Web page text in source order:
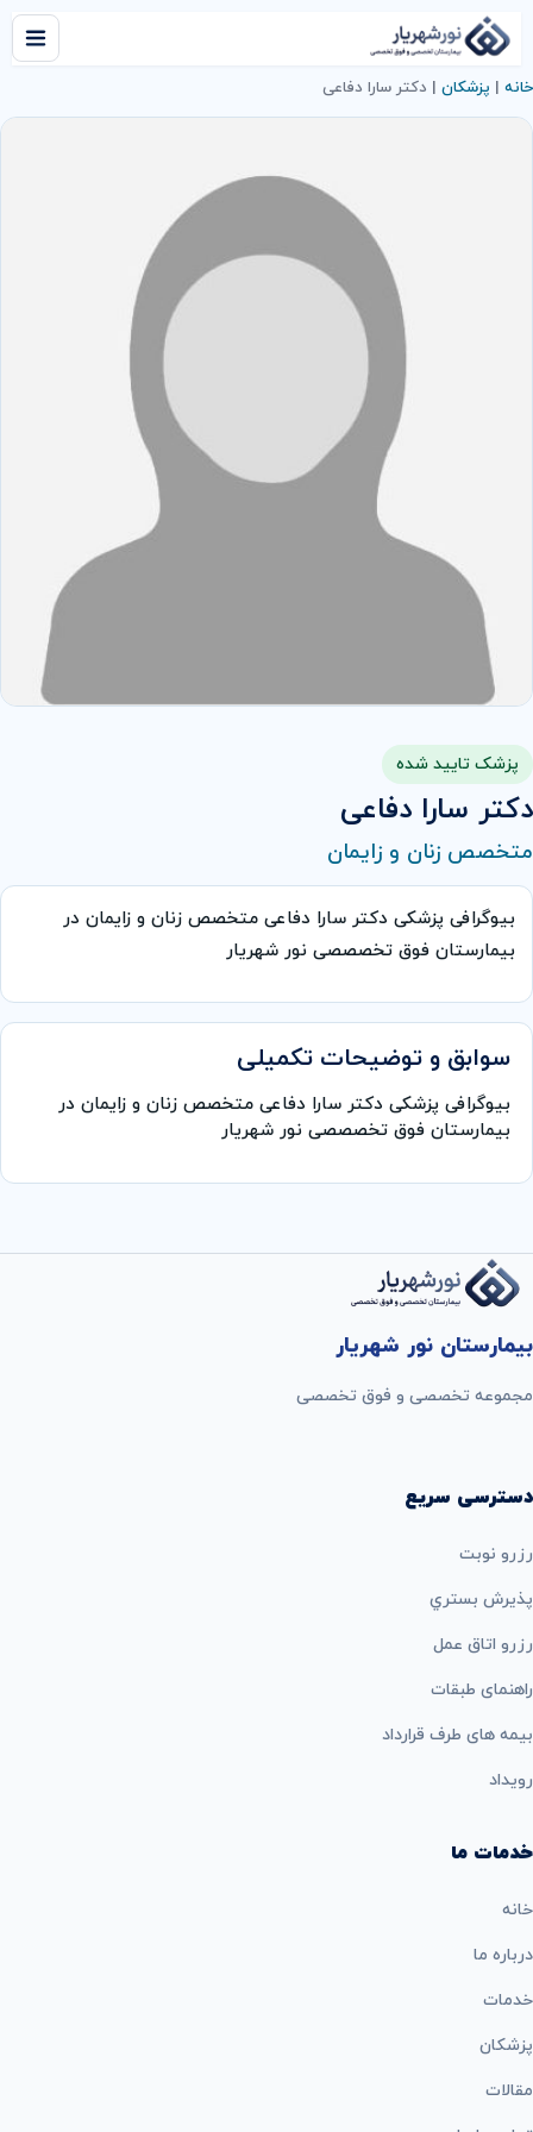
خانه | پزشکان | دکتر سارا دفاعی
پزشک تایید شده
دکتر سارا دفاعی
متخصص زنان و زایمان
بیوگرافی پزشکی دکتر سارا دفاعی متخصص زنان و زایمان در
بیمارستان فوق تخصصصی نور شهریار
سوابق و توضیحات تکمیلی
بیوگرافی پزشکی دکتر سارا دفاعی متخصص زنان و زایمان در
بیمارستان فوق تخصصصی نور شهریار
بیمارستان نور شهریار
مجموعه تخصصی و فوق تخصصی
دسترسی سریع
رزرو نوبت
پذيرش بستري
رزرو اتاق عمل
راهنمای طبقات
بيمه های طرف قرارداد
رویداد
خدمات ما
خانه
درباره ما
خدمات
پزشکان
مقالات